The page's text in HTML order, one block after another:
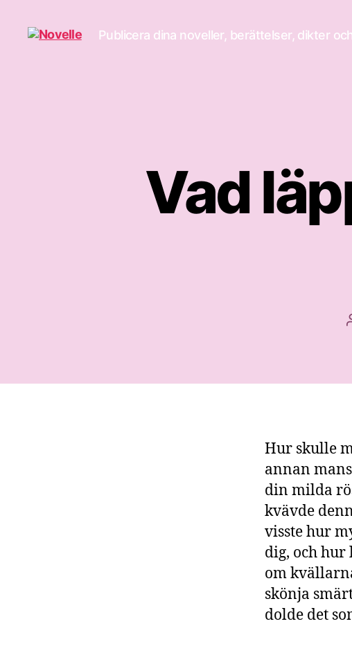
Publicera dina noveller, berättelser, dikter
Vad
Hur skulle
annan
din milda
kvävde
visste hur
dig, och
om
skönja
dolde det